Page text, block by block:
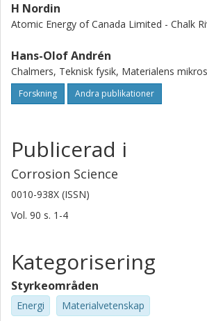
H Nordin
Atomic Energy of Canada Limited - Chalk
Hans-Olof Andrén
Chalmers, Teknisk fysik, Materialens
Forskning Andra publikationer
Publicerad i
Corrosion Science
0010-938X (ISSN)
Vol. 90 s. 1-4
Kategorisering
Styrkeområden
Energi Materialvetenskap